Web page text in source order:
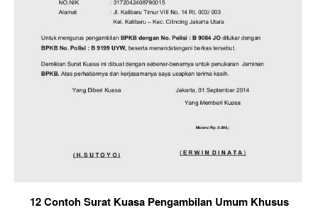
12 Contoh Surat Kuasa Pengambilan Umum Khusus